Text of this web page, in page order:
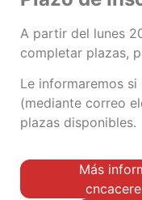
A partir del lunes
completar plazas,
Le informaremos
(mediante correo
plazas disponibles.
Más